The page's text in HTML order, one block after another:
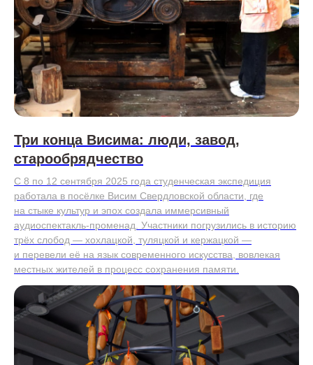
Три конца Висима: люди, завод,
старообрядчество
С 8 по 12 сентября 2025 года студенческая экспедиция
работала в посёлке Висим Свердловской области, где
на стыке культур и эпох создала иммерсивный
аудиоспектакль-променад. Участники погрузились в историю
трёх слобод — хохлацкой, туляцкой и кержацкой —
и перевели её на язык современного искусства, вовлекая
местных жителей в процесс сохранения памяти.